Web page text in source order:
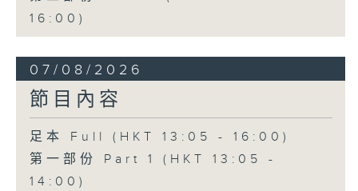
16:00)
07/08/2026
節目內容
足本 Full (HKT 13:05 - 16:00)
第一部份 Part 1 (HKT 13:05 -
14:00)